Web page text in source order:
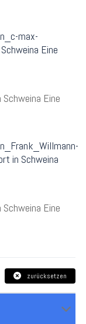
zurücksetzen